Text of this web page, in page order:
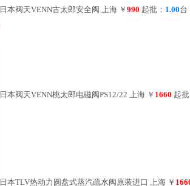
日本阀天VENN古太郎安全阀 上海 ￥ 990 起批： 1.00台
日本阀天VENN桃太郎电磁阀PS12/22 上海 ￥ 1660 起
日本TLV热动力圆盘式蒸汽疏水阀原装进口 上海 ￥